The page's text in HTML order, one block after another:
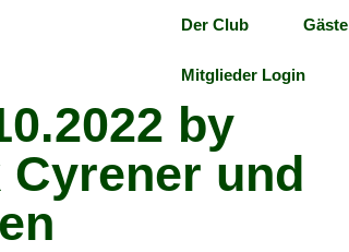
Der Club Gäste
Mitglieder Login
by
und